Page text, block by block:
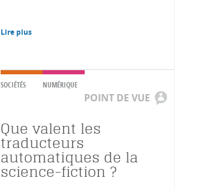
Lire plus
SOCIÉTÉS NUMÉRIQUE
POINT DE VUE
Que valent les
traducteurs
automatiques de la
science-fiction ?